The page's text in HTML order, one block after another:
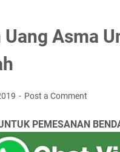
Asma
Post a Comment
PEMESANAN